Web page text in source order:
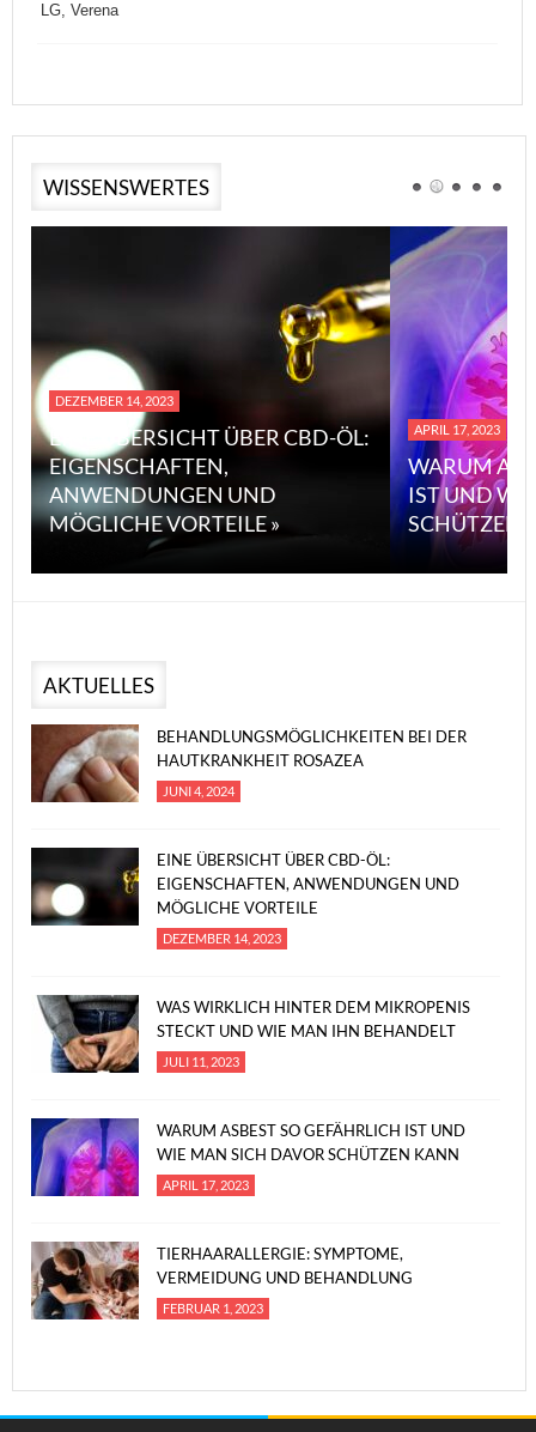
LG, Verena
WISSENSWERTES
DEZEMBER 14, 2023
EINE ÜBERSICHT ÜBER CBD-ÖL:
EIGENSCHAFTEN,
ANWENDUNGEN UND
MÖGLICHE VORTEILE »
APRIL 17, 2023
WARUM
IST UND
SCHÜTZEN
AKTUELLES
BEHANDLUNGSMÖGLICHKEITEN BEI DER
HAUTKRANKHEIT ROSAZEA
JUNI 4, 2024
EINE ÜBERSICHT ÜBER CBD-ÖL:
EIGENSCHAFTEN, ANWENDUNGEN UND
MÖGLICHE VORTEILE
DEZEMBER 14, 2023
WAS WIRKLICH HINTER DEM MIKROPENIS
STECKT UND WIE MAN IHN BEHANDELT
JULI 11, 2023
WARUM ASBEST SO GEFÄHRLICH IST UND
WIE MAN SICH DAVOR SCHÜTZEN KANN
APRIL 17, 2023
TIERHAARALLERGIE: SYMPTOME,
VERMEIDUNG UND BEHANDLUNG
FEBRUAR 1, 2023